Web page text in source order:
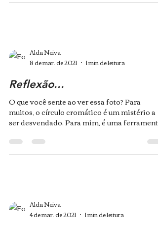
Alda Neiva
8 de mar. de 2021
1 min de leitura
Reflexão...
O que você sente ao ver essa foto? Para
muitos, o círculo cromático é um mistério a
ser desvendado. Para mim, é uma ferramenta
Alda Neiva
4 de mar. de 2021
1 min de leitura